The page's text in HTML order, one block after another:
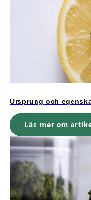
Ursprung och
Läs mer om